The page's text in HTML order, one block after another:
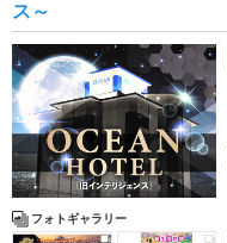
ス～
フォトギャラリー